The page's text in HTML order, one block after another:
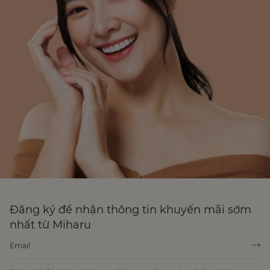
Đăng ký để nhận thông tin khuyến mãi sớm
nhất từ Miharu